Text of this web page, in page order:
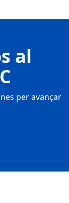
al
per avançar